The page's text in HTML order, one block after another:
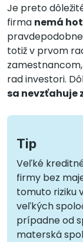
Je preto
firma nemá
totiž v prvom
rad investori.
sa nevzťahuje
Tip
Veľké
firmy bez
tomuto riziku
veľkých
prípadne od
materská